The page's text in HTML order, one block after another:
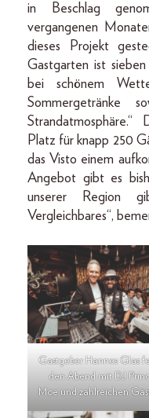
in Beschlag
vergangenen
dieses Projekt
Gastgarten ist
bei schönem
Sommergetränke
Platz für knapp 250
das Visto einem
Angebot gibt es
unserer Region
Vergleichbares“,
Gastgeber Hannes Glas
den Abend mit DJ
Moe und zahlreichen